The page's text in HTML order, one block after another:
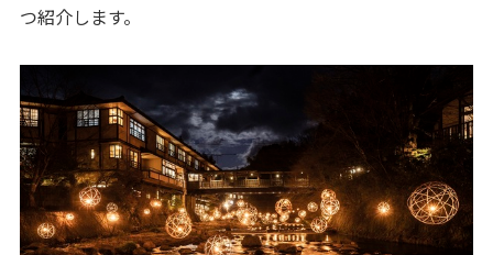
つ紹介します。